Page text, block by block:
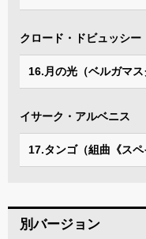
クロード・ドビュッシー
16.月の光（ベルガマス
イサーク・アルベニス
17.タンゴ（組曲《スペ
別バージョン